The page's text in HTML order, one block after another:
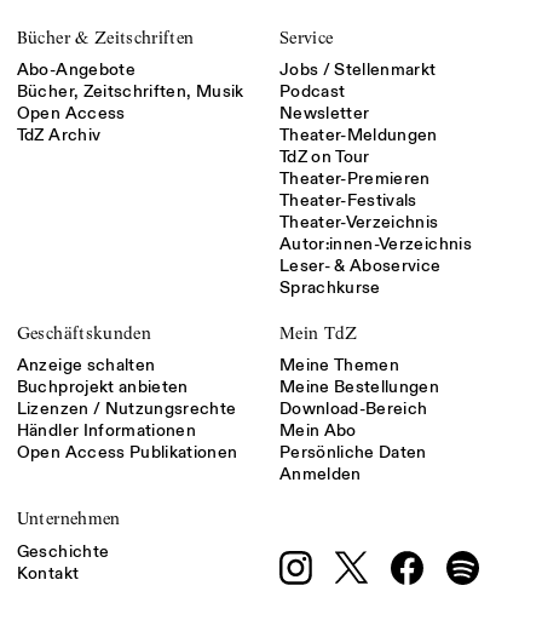
Bücher & Zeitschriften
Abo-Angebote
Bücher, Zeitschriften, Musik
Open Access
TdZ Archiv
Service
Jobs / Stellenmarkt
Podcast
Newsletter
Theater-Meldungen
TdZ on Tour
Theater-Premieren
Theater-Festivals
Theater-Verzeichnis
Autor:innen-Verzeichnis
Leser- & Aboservice
Sprachkurse
Geschäftskunden
Anzeige schalten
Buchprojekt anbieten
Lizenzen / Nutzungsrechte
Händler Informationen
Open Access Publikationen
Mein TdZ
Meine Themen
Meine Bestellungen
Download-Bereich
Mein Abo
Persönliche Daten
Anmelden
Unternehmen
Geschichte
Kontakt